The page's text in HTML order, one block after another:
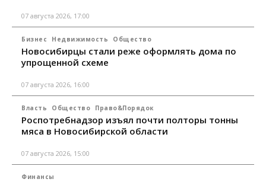
07 августа 2026, 17:00
Бизнес Недвижимость Общество
Новосибирцы стали реже оформлять дома по
упрощенной схеме
07 августа 2026, 16:00
Власть Общество Право&Порядок
Роспотребнадзор изъял почти полторы тонны
мяса в Новосибирской области
07 августа 2026, 15:00
Финансы